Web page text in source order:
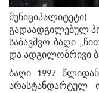
გადაადგილებულ
საბავშვო ბაღი
და ადგილობრივი
ბაღი 1997
არასტანდარტულ